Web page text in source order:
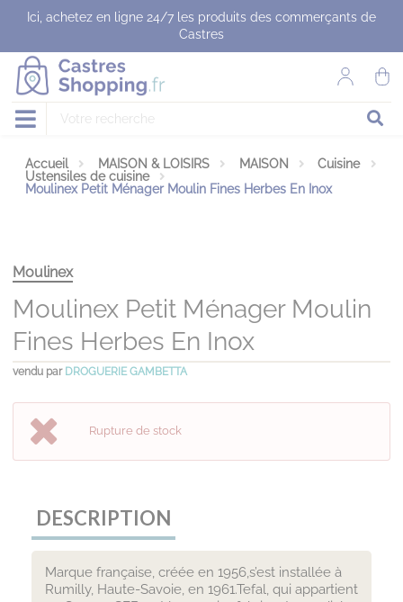
Ici, achetez en ligne 24/7 les produits des commerçants de
Castres
Accueil MAISON & LOISIRS MAISON
Cuisine
Ustensiles de cuisine
Moulinex Petit Ménager Moulin Fines Herbes En Inox
Moulinex
Moulinex Petit Ménager Moulin
Fines Herbes En Inox
vendu par DROGUERIE GAMBETTA
Rupture de stock
DESCRIPTION
Marque française, créée en 1956,s’est installée à
Rumilly, Haute-Savoie, en 1961.Tefal, qui appartient
Panneau de gestion des cookies